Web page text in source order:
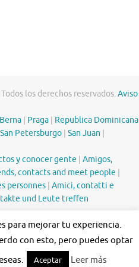
los derechos reservados.Aviso
Berna Praga
Republica Dominicana
San Petersburgo San Juan
y conocer gente
Amigos,
contacts and meet people
personnes Amici, contatti e
und Leute treffen
Funciona conTempera& WordPress.
para mejorar tu experiencia.
con esto, pero puedes optar
Aceptar Leer más